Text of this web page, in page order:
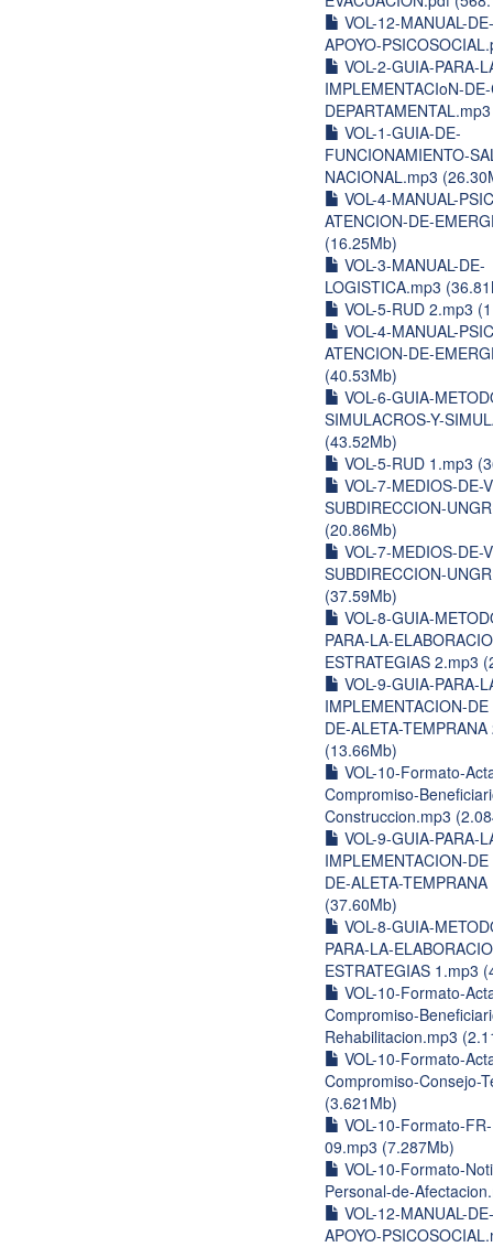
VOL-12-MANUAL-
APOYO-
VOL-2-GUIA-PARA-
IMPLEMENTACIoN-
VOL-1-GUIA-DE-
FUNCIONAMIENTO-
NACIONAL.mp3
VOL-4-MANUAL-
ATENCION-DE-
(16.25Mb)
VOL-3-MANUAL-DE-
LOGISTICA.mp3
VOL-5-RUD 2.mp3
VOL-4-MANUAL-
ATENCION-DE-
(40.53Mb)
VOL-6-GUIA-
SIMULACROS-Y-
(43.52Mb)
VOL-5-RUD 1.mp3
VOL-7-MEDIOS-DE-
SUBDIRECCION-
(20.86Mb)
VOL-7-MEDIOS-DE-
SUBDIRECCION-
(37.59Mb)
VOL-8-GUIA-
PARA-LA-
ESTRATEGIAS 2.mp3
VOL-9-GUIA-PARA-
IMPLEMENTACION-
DE-ALETA-
(13.66Mb)
VOL-10-Formato-
Compromiso-
Construccion.mp3
VOL-9-GUIA-PARA-
IMPLEMENTACION-
DE-ALETA-
(37.60Mb)
VOL-8-GUIA-
PARA-LA-
ESTRATEGIAS 1.mp3
VOL-10-Formato-
Compromiso-
Rehabilitacion.mp3
VOL-10-Formato-
Compromiso-Consejo-
(3.621Mb)
VOL-10-Formato-
09.mp3 (7.287Mb)
VOL-10-Formato-
Personal-de-
VOL-12-MANUAL-
APOYO-